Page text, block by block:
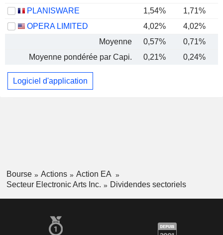
PLANISWARE
1,54% 1,71%
OPERA LIMITED
4,02% 4,02%
Moyenne
0,57% 0,71%
Moyenne pondérée par Capi.
0,21% 0,24%
Logiciel d'application
Bourse Actions
Action EA
Secteur Electronic Arts Inc.
Dividendes sectoriels